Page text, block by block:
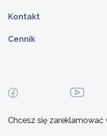
Kontakt
Cennik
Chcesz się zareklamować